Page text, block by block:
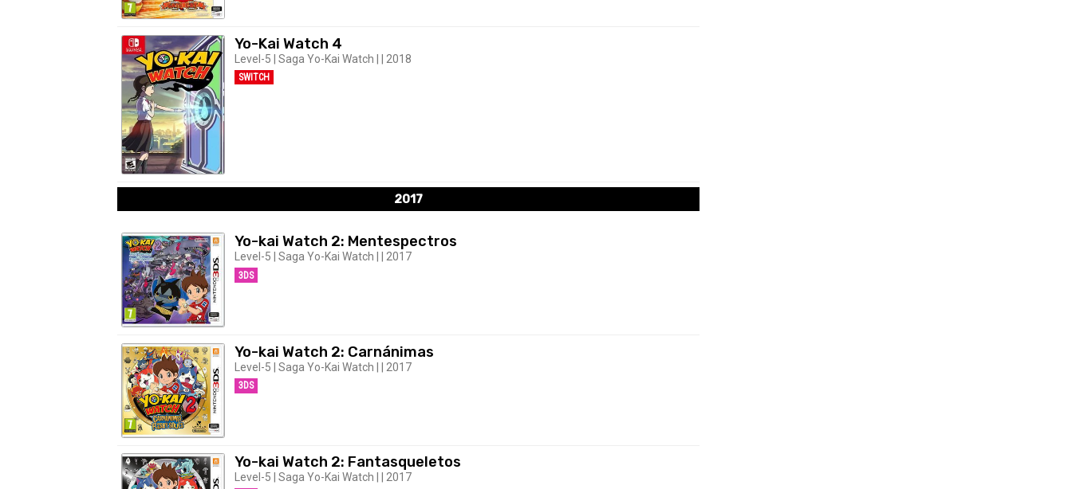
Yo-Kai Watch 4
Level-5 | Saga Yo-Kai Watch | | 2018
SWITCH
2017
Yo-kai Watch 2: Mentespectros
Level-5 | Saga Yo-Kai Watch | | 2017
3DS
Yo-kai Watch 2: Carnánimas
Level-5 | Saga Yo-Kai Watch | | 2017
3DS
Yo-kai Watch 2: Fantasqueletos
Level-5 | Saga Yo-Kai Watch | | 2017